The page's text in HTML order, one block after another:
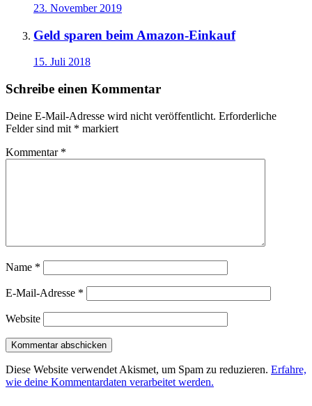
23. November 2019
Geld sparen beim Amazon-Einkauf
15. Juli 2018
Schreibe einen Kommentar
Deine E-Mail-Adresse wird nicht veröffentlicht. Erforderliche
Felder sind mit * markiert
Kommentar *
Name *
E-Mail-Adresse *
Website
Diese Website verwendet Akismet, um Spam zu reduzieren. Erfahre,
wie deine Kommentardaten verarbeitet werden.